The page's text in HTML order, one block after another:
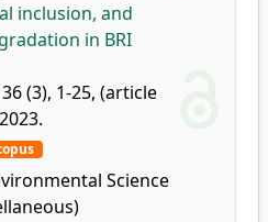
inclusion, and
in BRI
36 (3), 1-25, (article
Science